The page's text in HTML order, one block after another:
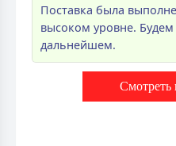
Поставка была
высоком уровне.
дальнейшем.
Смотреть